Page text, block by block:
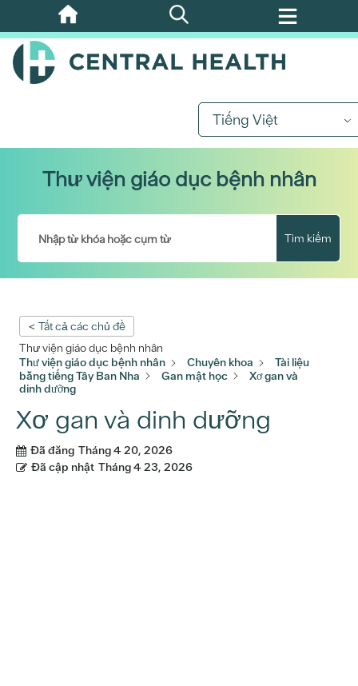
Bỏ
qua
nội
Tiếng Việt
Thư viện giáo dục bệnh nhân
Tìm kiếm
< Tất cả các chủ đề
Thư viện giáo dục bệnh nhân
Thư viện giáo dục bệnh nhân
Chuyên khoa
Tài liệu
bằng tiếng Tây Ban Nha
Gan mật học
Xơ gan và
dinh dưỡng
Xơ gan và dinh dưỡng
Đã đăng Tháng 4 20, 2026
Đã cập nhật Tháng 4 23, 2026